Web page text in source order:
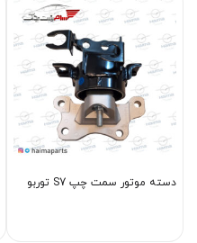
دسته موتور سمت چپ S7 توربو